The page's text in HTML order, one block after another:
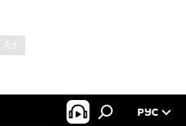
РУС